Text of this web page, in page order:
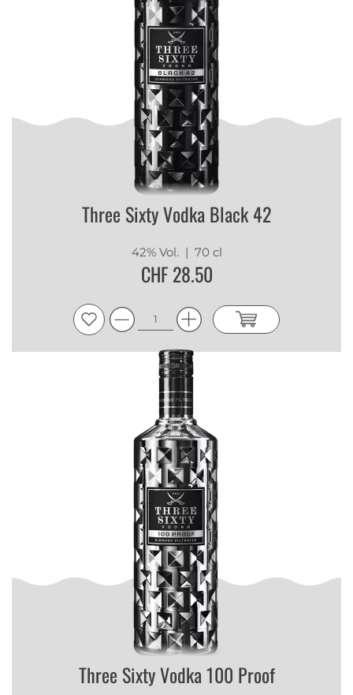
Three Sixty Vodka Black 42
42% Vol. | 70 cl
CHF 28.50
Three Sixty Vodka 100 Proof